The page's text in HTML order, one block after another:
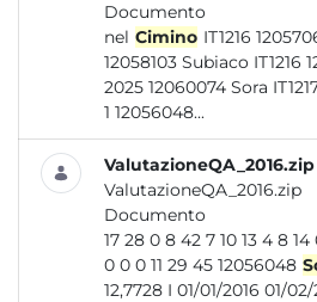
Documento
nel Cimino
12058103 Subiaco IT1216 12057067...DGR 119/22
2025 12060074 Sora IT1217 72.1 24712 4 1 4 4 1 1 1
1 12056048...
ValutazioneQA_2016.zip
ValutazioneQA_2016.zip
Documento
17 28 0 8 42 7 10 13 4 8
0 0 0 11 29 45 12056048
12,7728 I 01/01/2016 01/02/2016 31 59 II